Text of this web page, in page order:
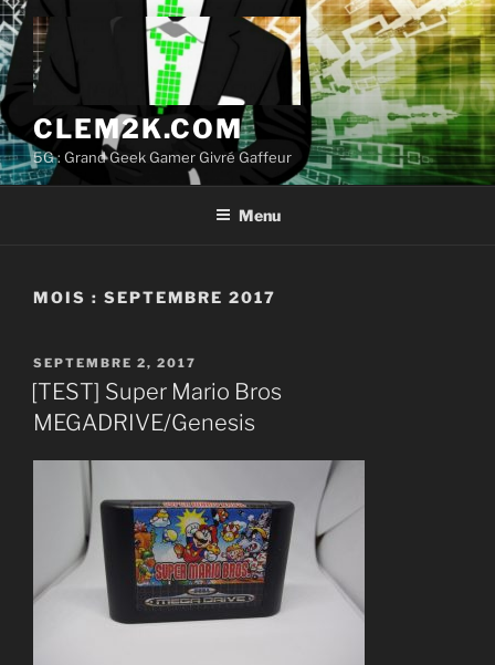
Aller
au
contenu
principal
CLEM2K.COM
5G : Grand Geek Gamer Givré Gaffeur
Menu
MOIS : SEPTEMBRE 2017
PUBLIÉ
LE
SEPTEMBRE 2, 2017
[TEST] Super Mario Bros
MEGADRIVE/Genesis